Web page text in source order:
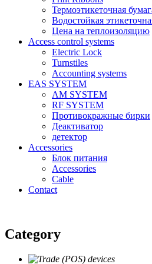
Термоэтикеточная
Водостойкая
Цена на теплоизоляцию
Access control systems
Electric Lock
Turnstiles
Accounting systems
EAS SYSTEM
AM SYSTEM
RF SYSTEM
Противокражные бирки
Деактиватор
детектор
Accessories
Блок питания
Accessories
Cable
Contact
Category